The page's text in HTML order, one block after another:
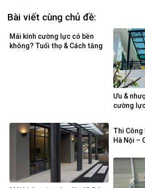
Bài viết cùng chủ đề:
Mái kính cường lực có bền
không? Tuổi thọ & Cách tăng
Ưu &
cường
Thi
Hà Nội –